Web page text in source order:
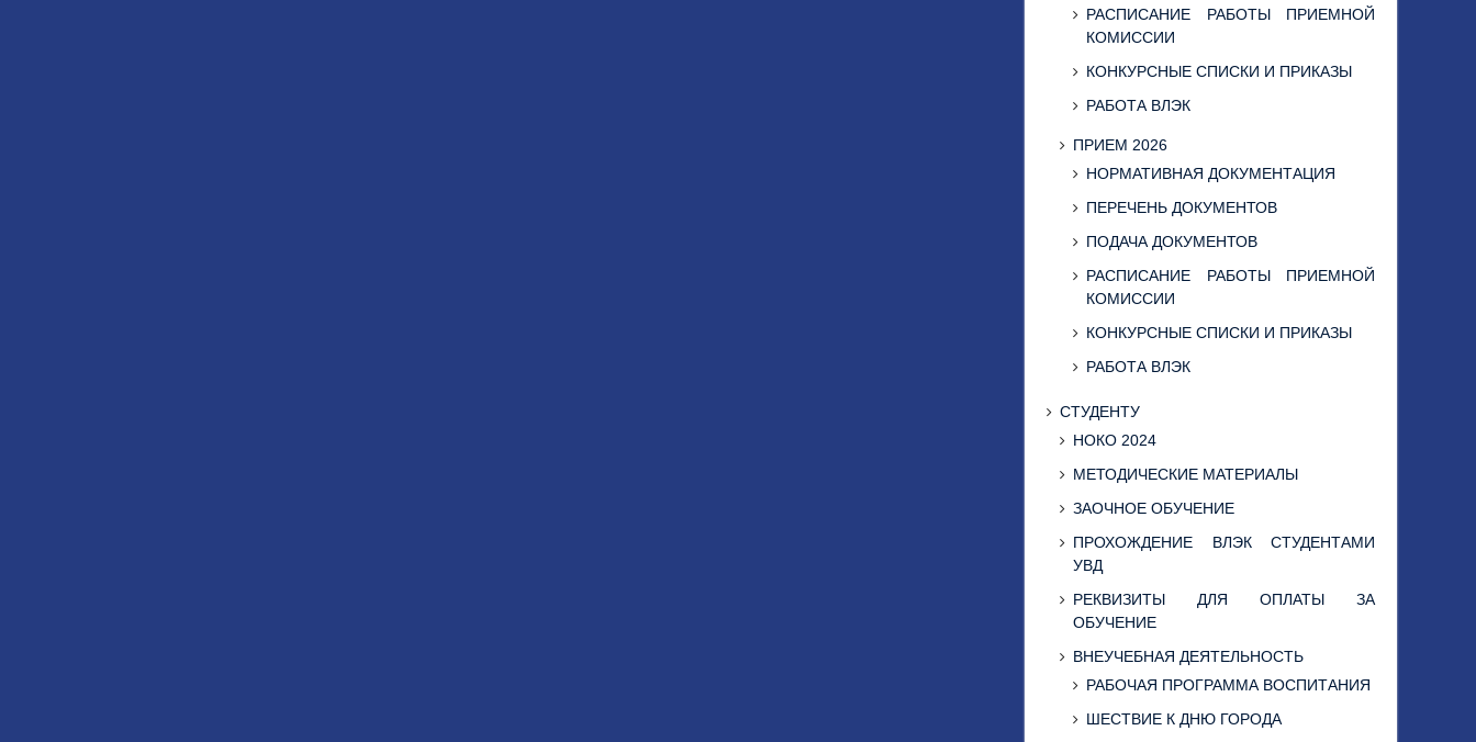
РАСПИСАНИЕ РАБОТЫ ПРИЕМНОЙ
КОМИССИИ
КОНКУРСНЫЕ СПИСКИ И ПРИКАЗЫ
РАБОТА ВЛЭК
ПРИЕМ 2026
НОРМАТИВНАЯ ДОКУМЕНТАЦИЯ
ПЕРЕЧЕНЬ ДОКУМЕНТОВ
ПОДАЧА ДОКУМЕНТОВ
РАСПИСАНИЕ РАБОТЫ ПРИЕМНОЙ
КОМИССИИ
КОНКУРСНЫЕ СПИСКИ И ПРИКАЗЫ
РАБОТА ВЛЭК
СТУДЕНТУ
НОКО 2024
МЕТОДИЧЕСКИЕ МАТЕРИАЛЫ
ЗАОЧНОЕ ОБУЧЕНИЕ
ПРОХОЖДЕНИЕ ВЛЭК СТУДЕНТАМИ
УВД
РЕКВИЗИТЫ ДЛЯ ОПЛАТЫ ЗА
ОБУЧЕНИЕ
ВНЕУЧЕБНАЯ ДЕЯТЕЛЬНОСТЬ
РАБОЧАЯ ПРОГРАММА ВОСПИТАНИЯ
ШЕСТВИЕ К ДНЮ ГОРОДА